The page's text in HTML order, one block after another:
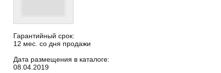
Гарантийный срок:
12 мес. со дня продажи
Дата размещения в каталоге:
08.04.2019